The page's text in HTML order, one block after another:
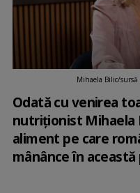
Mihaela Bilic/
Odată cu venirea
nutriționist Mihaela
aliment pe care
mânânce în